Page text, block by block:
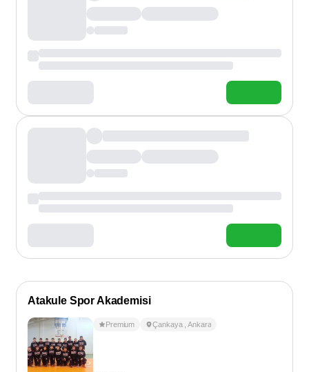
Atakule Spor Akademisi
Premium Çankaya ,Ankara